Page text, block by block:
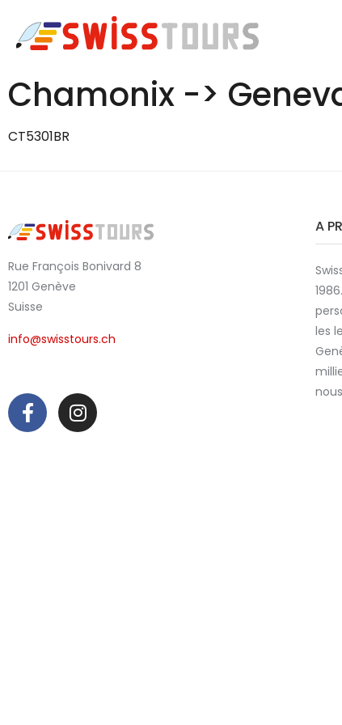
Chamonix ->
CT5301BR
Rue François Bonivard 8
1201 Genève
Suisse
info@swisstours.ch
A
les